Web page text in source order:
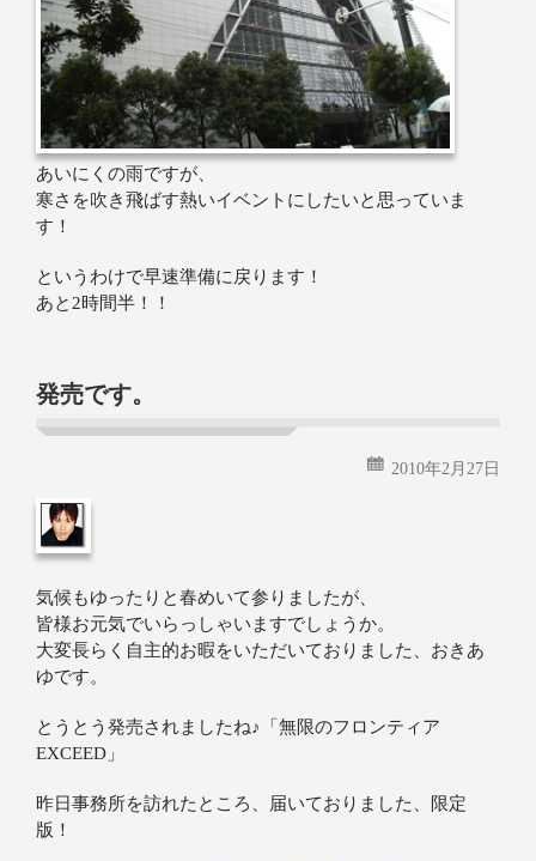
あいにくの雨ですが、
寒さを吹き飛ばす熱いイベントにしたいと思っていま
す！
というわけで早速準備に戻ります！
あと2時間半！！
発売です。
2010年2月27日
気候もゆったりと春めいて参りましたが、
皆様お元気でいらっしゃいますでしょうか。
大変長らく自主的お暇をいただいておりました、おきあ
ゆです。
とうとう発売されましたね♪「無限のフロンティア
EXCEED」
昨日事務所を訪れたところ、届いておりました、限定
版！